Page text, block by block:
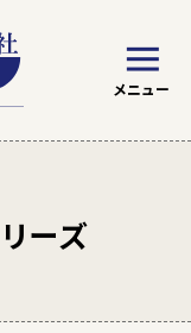
込み条件を指定
ーズ